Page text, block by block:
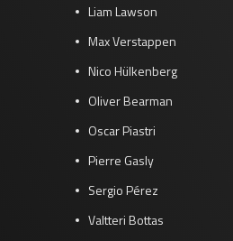
Liam Lawson
Max Verstappen
Nico Hülkenberg
Oliver Bearman
Oscar Piastri
Pierre Gasly
Sergio Pérez
Valtteri Bottas